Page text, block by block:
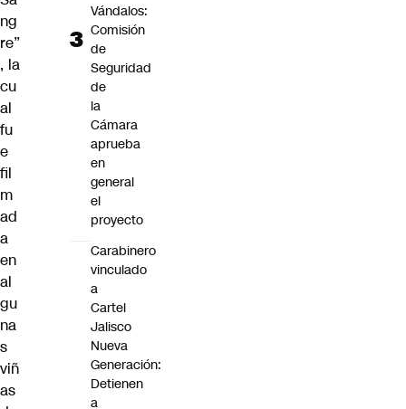
ng
re”
, la
cu
al
fu
e
fil
m
ad
a
en
al
gu
na
s
viñ
as
Vándalos:
Comisión
de
Seguridad
de
la
Cámara
aprueba
en
general
el
proyecto
Carabinero
vinculado
a
Cartel
Jalisco
Nueva
Generación:
Detienen
a